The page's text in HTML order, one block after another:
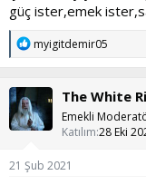
güç ister,emek
T
p
k
i
l
e
myigitdemir05
The White
Emekli
Katılım 28 Eki
21 Şub 2021